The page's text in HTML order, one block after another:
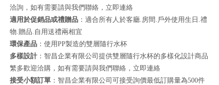
洽詢，如有需要請與我們聯絡， 立即連絡
適用於促銷品或禮贈品 ：適合所有人於客廳.房間.戶外使用生日.禮
物.贈品.自用送禮兩相宜
環保產品 ：使用PP製造的雙層隨行水杯
多樣設計 ：智昌企業有限公司提供雙層隨行水杯的多樣化設計商品
繁多歡迎洽購，如有需要請與我們聯絡， 立即連絡
接受小額訂單 ：智昌企業有限公司可接受詢價最低訂購量為500件